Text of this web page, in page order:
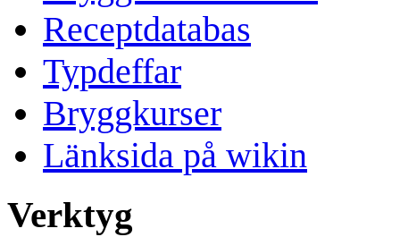
Receptdatabas
Typdeffar
Bryggkurser
Länksida på wikin
Verktyg